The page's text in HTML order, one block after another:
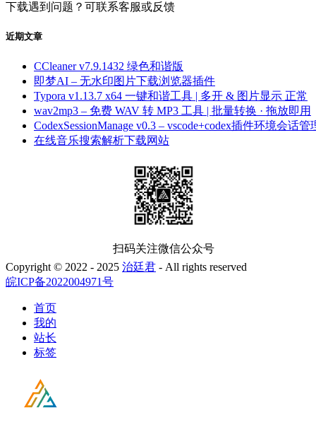
下载遇到问题？可联系客服或反馈
近期文章
CCleaner v7.9.1432 绿色和谐版
即梦AI – 无水印图片下载浏览器插件
Typora v1.13.7 x64 一键和谐工具 | 多开 & 图片显示 正常
wav2mp3 – 免费 WAV 转 MP3 工具 | 批量转换 · 拖放即用
CodexSessionManage v0.3 – vscode+codex插件环境会话管
在线音乐搜索解析下载网站
扫码关注微信公众号
Copyright © 2022 - 2025 治廷君 - All rights reserved
皖ICP备2022004971号
首页
我的
站长
标签